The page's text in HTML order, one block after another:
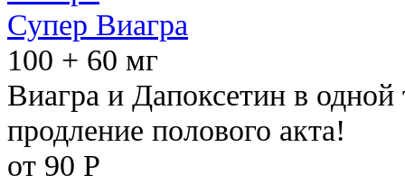
Супер Виагра
100 + 60 мг
Виагра и Дапоксетин в одной
продление полового акта!
от 90 Р